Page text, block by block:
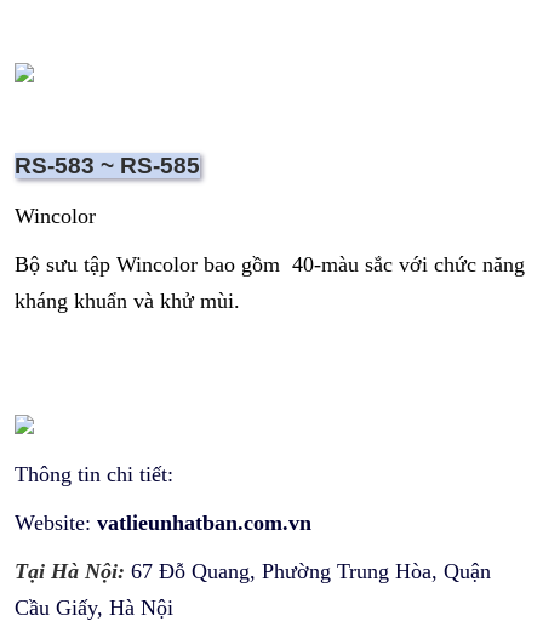
RS-583 ~ RS-585
Wincolor
Bộ sưu tập Wincolor bao gồm 40-màu sắc với chức năng
kháng khuẩn và khử mùi.
Thông tin chi tiết:
Website: vatlieunhatban.com.vn
Tại Hà Nội: 67 Đỗ Quang, Phường Trung Hòa, Quận
Cầu Giấy, Hà Nội